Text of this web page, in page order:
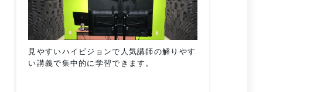
見やすいハイビジョンで人気講師の解りやす
い講義で集中的に学習できます。